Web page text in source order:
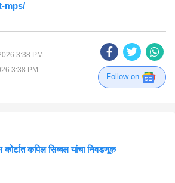
mps/
3:38 PM
3:38 PM
Follow on
कोर्टात कपिल सिब्बल यांचा निवडणूक